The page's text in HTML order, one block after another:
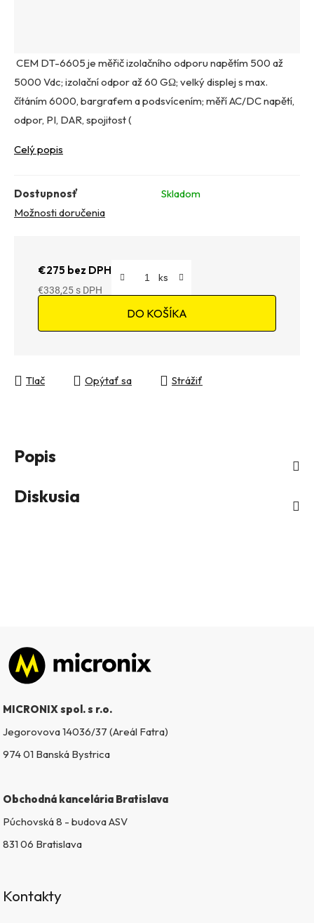
CEM DT-6605 je měřič izolačního odporu napětím 500 až
5000 Vdc; izolační odpor až 60 GΩ; velký displej s max.
čítáním 6000, bargrafem a podsvícením; měří AC/DC napětí,
odpor, PI, DAR, spojitost (
Celý popis
Dostupnosť
Skladom
Možnosti doručenia
€275 bez DPH
€338,25
DO KOŠÍKA
Tlač Opýtať sa Strážiť
Popis
Diskusia
Zápätie
MICRONIX spol. s r.o.
Jegorovova 14036/37 (Areál Fatra)
974 01 Banská Bystrica
Obchodná kancelária Bratislava
Púchovská 8 - budova ASV
831 06 Bratislava
Kontakty